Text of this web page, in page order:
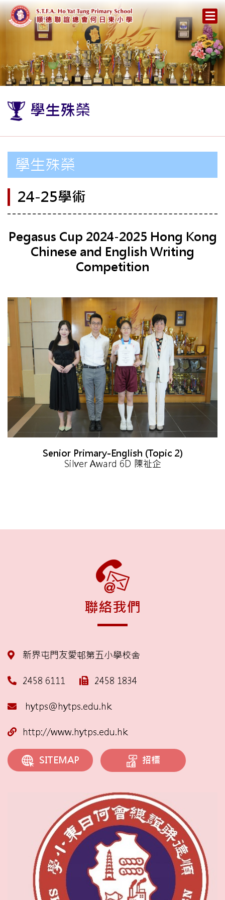
學生殊榮
學生殊榮
24-25學術
Pegasus Cup 2024-2025 Hong Kong
Chinese and English Writing
Competition
Senior Primary-English (Topic 2)
Silver Award 6D 陳祉企
聯絡我們
新界屯門友愛邨第五小學校舍
2458 6111 2458 1834
hytps@hytps.edu.hk
http://www.hytps.edu.hk
SITEMAP 招標